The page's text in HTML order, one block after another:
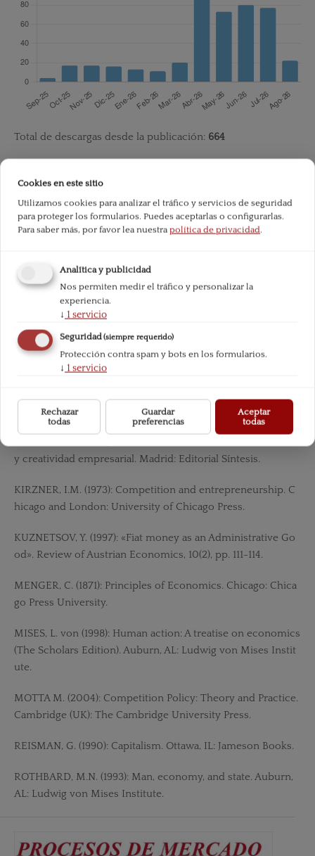
Total de descargas desde la publicación: 664
Referencias
ARMENTANO, D.T (1990): Antitrust and Monopoly: Anatomy
of a Policy Failure, Oakland, CA: The Independent Institute.
BUCHANAN, J.M. (1999): Cost and Choice, Indianapolis, IN: Li
berty Fund.
CORDATO, R. (1992): Welfare Economics and Externalities in
an Open-Ended Universe: A Modern Austrian Alternative. B
oston: Kluwer Academic Publishers.
no-mics, pp. 189-213.
y creatividad empresarial. Madrid: Editorial Síntesis.
KIRZNER, I.M. (1973): Competition and entrepreneurship. C
hicago and London: University of Chicago Press.
KUZNETSOV, Y. (1997): «Fiat money as an Administrative Go
od». Review of Austrian Economics, 10(2), pp. 111-114.
MENGER, C. (1871): Principles of Economics. Chicago: Chica
go Press University.
MISES, L. von (1998): Human action: A treatise on economics
(The Scholars Edition). Auburn, AL: Ludwig von Mises Instit
ute.
MOTTA M. (2004): Competition Policy: Theory and Practice.
Cambridge (UK): The Cambridge University Press.
REISMAN, G. (1990): Capitalism. Ottawa, IL: Jameson Books.
ROTHBARD, M.N. (1993): Man, economy, and state. Auburn,
AL: Ludwig von Mises Institute.
Cookies en este sitio
Utilizamos cookies para analizar el tráfico y servicios de seguridad
para proteger los formularios. Puedes aceptarlas o configurarlas.
Para saber más, por favor lea nuestra política de privacidad.
Analítica y publicidad
Nos permiten medir el tráfico y personalizar la
experiencia.
↓ 1servicio
Seguridad(siempre requerido)
Protección contra spam y bots en los formularios.
↓ 1servicio
Rechazar
todas
Guardar
preferencias
Aceptar
todas